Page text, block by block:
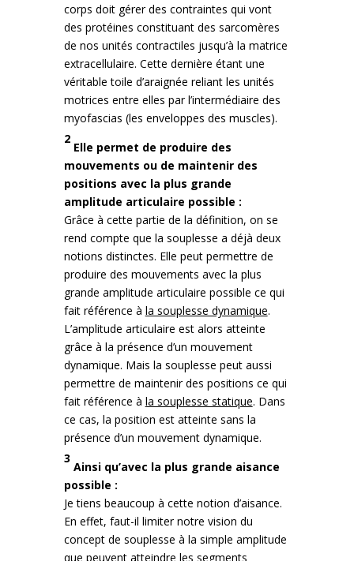
corps doit gérer des contraintes qui vont
des protéines constituant des sarcomères
de nos unités contractiles jusqu’à la matrice
extracellulaire. Cette dernière étant une
véritable toile d’araignée reliant les unités
motrices entre elles par l’intermédiaire des
myofascias (les enveloppes des muscles).
2
Elle permet de produire des
mouvements ou de maintenir des
positions avec la plus grande
amplitude articulaire possible :
Grâce à cette partie de la définition, on se
rend compte que la souplesse a déjà deux
notions distinctes. Elle peut permettre de
produire des mouvements avec la plus
grande amplitude articulaire possible ce qui
fait référence à la souplesse dynamique.
L’amplitude articulaire est alors atteinte
grâce à la présence d’un mouvement
dynamique. Mais la souplesse peut aussi
permettre de maintenir des positions ce qui
fait référence à la souplesse statique. Dans
ce cas, la position est atteinte sans la
présence d’un mouvement dynamique.
3
Ainsi qu’avec la plus grande aisance
possible :
Je tiens beaucoup à cette notion d’aisance.
En effet, faut-il limiter notre vision du
concept de souplesse à la simple amplitude
que peuvent atteindre les segments